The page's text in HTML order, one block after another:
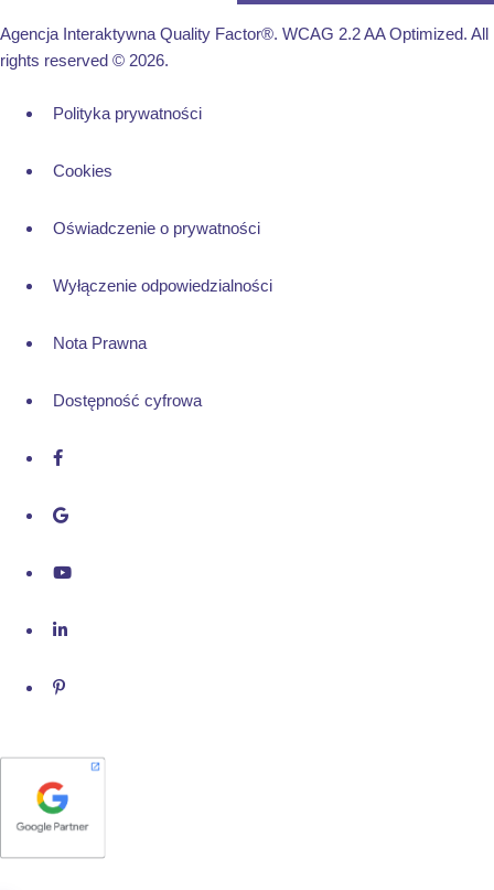
Agencja Interaktywna Quality Factor®. WCAG 2.2 AA Optimized. All
rights reserved © 2026.
Polityka prywatności
Cookies
Oświadczenie o prywatności
Wyłączenie odpowiedzialności
Nota Prawna
Dostępność cyfrowa